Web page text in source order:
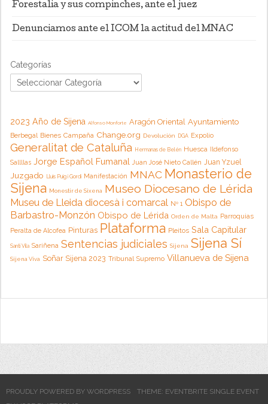
Forestalia y sus compinches, ante el juez
Denunciamos ante el ICOM la actitud del MNAC
Categorías
2023 Año de Sijena Alfonso Monforte Aragón Oriental Ayuntamiento
Berbegal Bienes Campaña Change.org Devolución DGA Expolio
Generalitat de Cataluña Hermanas de Belén Huesca Ildefonso
Sallllas Jorge Español Fumanal Juan José Nieto Callén Juan Yzuel
Juzgado Lluis Puig i Gordi Manifestación MNAC Monasterio de
Sijena Monestir de Sixena Museo Diocesano de Lérida
Museu de Lleida diocesà i comarcal Nº 1 Obispo de
Barbastro-Monzón Obispo de Lérida Orden de Malta Parroquias
Peralta de Alcofea Pinturas Plataforma Pleitos Sala Capitular
Santi Vila Sariñena Sentencias judiciales Sijena Sijena Sí
Sijena Viva Soñar Sijena 2023 Tribunal Supremo Villanueva de Sijena
PROUDLY POWERED BY WORDPRESS
THEME: EVENTBRITE SINGLE EVENT